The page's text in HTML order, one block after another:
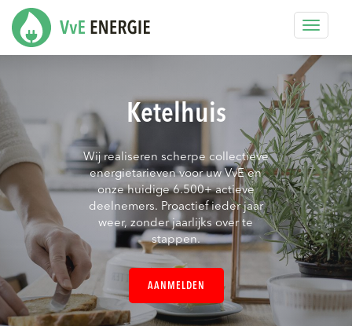
Toggle
Ketelhuis
Wij realiseren scherpe collectieve
energietarieven voor uw VvE en
onze huidige 6.500+ actieve
deelnemers. Proactief ieder jaar
weer, zonder jaarlijks over te
stappen.
AANMELDEN